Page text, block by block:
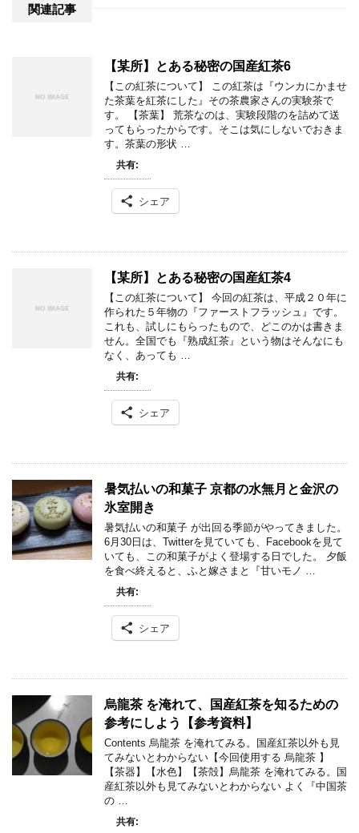
関連記事
【某所】とある秘密の国産紅茶6
【この紅茶について】 この紅茶は『ウンカにかませ
た茶葉を紅茶にした』その茶農家さんの実験茶で
す。 【茶葉】 荒茶なのは、実験段階のを詰めて送
ってもらったからです。そこは気にしないでおきま
す。茶葉の形状 …
共有:
シェア
【某所】とある秘密の国産紅茶4
【この紅茶について】 今回の紅茶は、平成２０年に
作られた５年物の『ファーストフラッシュ』です。
これも、試しにもらったもので、どこのかは書きま
せん。全国でも『熟成紅茶』という物はそんなにも
なく、あっても …
共有:
シェア
暑気払いの和菓子 京都の水無月と金沢の
氷室開き
暑気払いの和菓子 が出回る季節がやってきました。
6月30日は、Twitterを見ていても、Facebookを見て
いても、この和菓子がよく登場する日でした。 夕飯
を食べ終えると、ふと嫁さまと『甘いモノ …
共有:
シェア
烏龍茶 を淹れて、国産紅茶を知るための
参考にしよう【参考資料】
Contents 烏龍茶 を淹れてみる。国産紅茶以外も見
てみないとわからない【今回使用する 烏龍茶 】
【茶器】【水色】【茶殻】烏龍茶 を淹れてみる。国
産紅茶以外も見てみないとわからない よく『中国茶
の …
共有: